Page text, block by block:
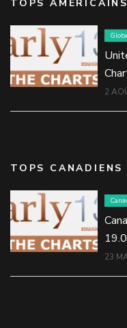
TOPS AMÉRICAINS
2
TOPS CANADIENS
23